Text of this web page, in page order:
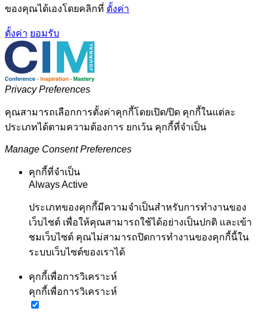
ของคุณได้เองโดยคลิกที่ ตั้งค่า
ตั้งค่า ยอมรับ
Privacy Preferences
คุณสามารถเลือกการตั้งค่าคุกกี้โดยเปิด/ปิด คุกกี้ในแต่ละ
ประเภทได้ตามความต้องการ ยกเว้น คุกกี้ที่จำเป็น
Manage Consent Preferences
คุกกี้ที่จำเป็น
Always Active
ประเภทของคุกกี้มีความจำเป็นสำหรับการทำงานของ
เว็บไซต์ เพื่อให้คุณสามารถใช้ได้อย่างเป็นปกติ และเข้า
ชมเว็บไซต์ คุณไม่สามารถปิดการทำงานของคุกกี้นี้ใน
ระบบเว็บไซต์ของเราได้
คุกกี้เพื่อการวิเคราะห์
คุกกี้เพื่อการวิเคราะห์